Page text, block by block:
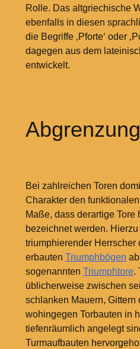
Rolle. Das altgriechische
ebenfalls in diesen
die Begriffe ‚Pforte‘ oder
dagegen aus dem
entwickelt.
Abgrenzung
Bei zahlreichen Toren
Charakter den
Maße, dass derartige Tore
bezeichnet werden.
triumphierender Herrscher
erbauten Triumphbögen
sogenannten Triumphtore.
üblicherweise zwischen
schlanken Mauern, Gittern
wohingegen Torbauten in
tiefenräumlich angelegt
Turmaufbauten